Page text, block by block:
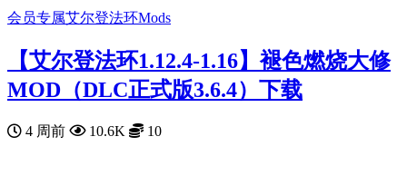
会员专属艾尔登法环Mods
【艾尔登法环1.12.4-1.16】褪色燃烧大修
MOD（DLC正式版3.6.4）下载
4 周前 10.6K 10